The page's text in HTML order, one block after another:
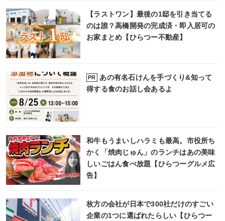
【ラストワン】最後の1邸を引き当てる
のは誰？高橋開発の完成済・即入居可の
お家まとめ【ひらつー不動産】
PR
あの有名石けんを手づくり&知って
得する食のお話し会あるよ
和牛もうまいしハラミも最高。市役所ち
かく「焼肉じゅん」のランチはあの美味
しいごはん食べ放題【ひらつーグルメ広
告】
枚方の会社が日本で300社だけのすごい
企業の1つに選ばれたらしい【ひらつー